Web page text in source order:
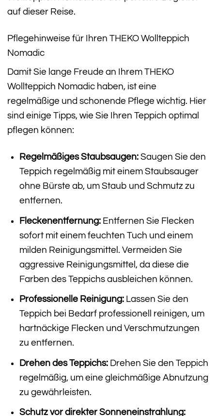
auf dieser Reise.
Pflegehinweise für Ihren THEKO Wollteppich
Nomadic
Damit Sie lange Freude an Ihrem THEKO
Wollteppich Nomadic haben, ist eine
regelmäßige und schonende Pflege wichtig. Hier
sind einige Tipps, wie Sie Ihren Teppich optimal
pflegen können:
Regelmäßiges Staubsaugen:Saugen Sie den
Teppich regelmäßig mit einem Staubsauger
ohne Bürste ab, um Staub und Schmutz zu
entfernen.
Fleckenentfernung:Entfernen Sie Flecken
sofort mit einem feuchten Tuch und einem
milden Reinigungsmittel. Vermeiden Sie
aggressive Reinigungsmittel, da diese die
Farben des Teppichs ausbleichen können.
Professionelle Reinigung:Lassen Sie den
Teppich bei Bedarf professionell reinigen, um
hartnäckige Flecken und Verschmutzungen
zu entfernen.
Drehen des Teppichs:Drehen Sie den Teppich
regelmäßig, um eine gleichmäßige Abnutzung
zu gewährleisten.
Schutz vor direkter Sonneneinstrahlung: